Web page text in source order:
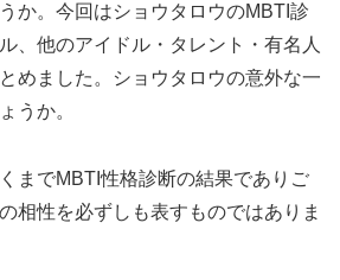
か。今回はショウタロウのMBTI診
、他のアイドル・タレント・有名人
めました。ショウタロウの意外な一
うか。
までMBTI性格診断の結果でありご
相性を必ずしも表すものではありま